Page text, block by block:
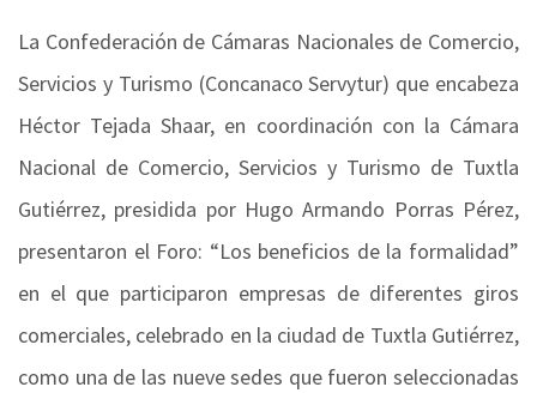
La Confederación de Cámaras Nacionales de Comercio,
Servicios y Turismo (Concanaco Servytur) que encabeza
Héctor Tejada Shaar, en coordinación con la Cámara
Nacional de Comercio, Servicios y Turismo de Tuxtla
Gutiérrez, presidida por Hugo Armando Porras Pérez,
presentaron el Foro: “Los beneficios de la formalidad”
en el que participaron empresas de diferentes giros
comerciales, celebrado en la ciudad de Tuxtla Gutiérrez,
como una de las nueve sedes que fueron seleccionadas